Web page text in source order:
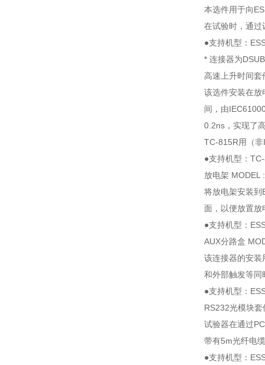
本选件用于向
在试验时，通过
●支持机型：
* 连接器为
高速上升时间套
该选件安装在放
间，由
0.2ns，实现了
TC-815R用（
●支持机型：
放电架 MODEL
将放电架安装到
面，以便放置放
●支持机型：
AUX分路盒
该连接器的安装
和外部触发等同
●支持机型：
RS232光模块
试验器在通过
带有5m光纤电
●支持机型：